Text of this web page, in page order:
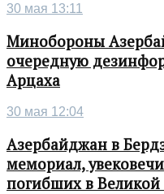
30 мая 13:11
Минобороны
очередную
Арцаха
30 мая 12:04
Азербайджан в
мемориал,
погибших в